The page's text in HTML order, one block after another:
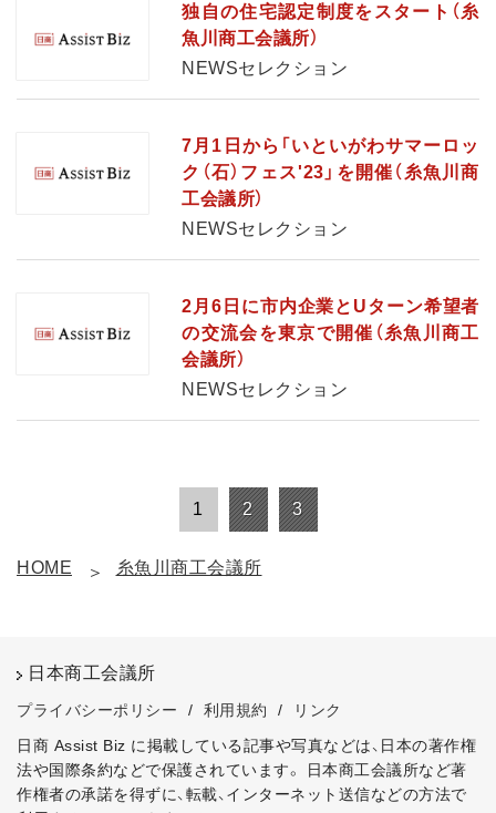
独自の住宅認定制度をスタート（糸
魚川商工会議所）
NEWSセレクション
7月1日から「いといがわサマーロッ
ク（石）フェス'23」を開催（糸魚川商
工会議所）
NEWSセレクション
2月6日に市内企業とUターン希望者
の交流会を東京で開催（糸魚川商工
会議所）
NEWSセレクション
1 2 3
HOME 糸魚川商工会議所
日本商工会議所
プライバシーポリシー / 利用規約 /
リンク
日商 Assist Biz に掲載している記事や写真などは、日本の著作権
法や国際条約などで保護されています。
日本商工会議所など著
作権者の承諾を得ずに、転載、インターネット送信などの方法で